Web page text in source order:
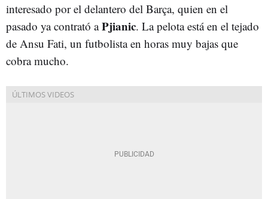
interesado por el delantero del Barça, quien en el
pasado ya contrató aPjianic. La pelota está en el tejado
de Ansu Fati, un futbolista en horas muy bajas que
cobra mucho.